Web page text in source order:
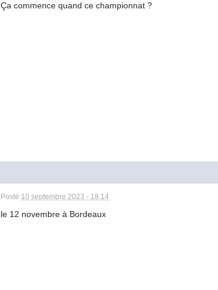
Ça commence quand ce championnat ?
Posté 10 septembre 2023 - 18:14
le 12 novembre à Bordeaux